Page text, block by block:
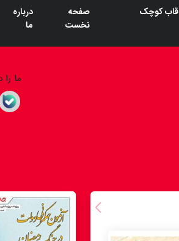
قاب کوچک
صفحه
نخست
درباره
ما
ما را